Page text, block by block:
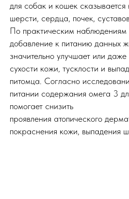
для собак и кошек
шерсти, сердца, почек,
По практическим наблюдениям
добавление к питанию данных
значительно улучшает или
сухости кожи, тусклости и
питомца. Согласно
питании содержания омега 3
помогает снизить
проявления атопического
покраснения кожи, выпадения